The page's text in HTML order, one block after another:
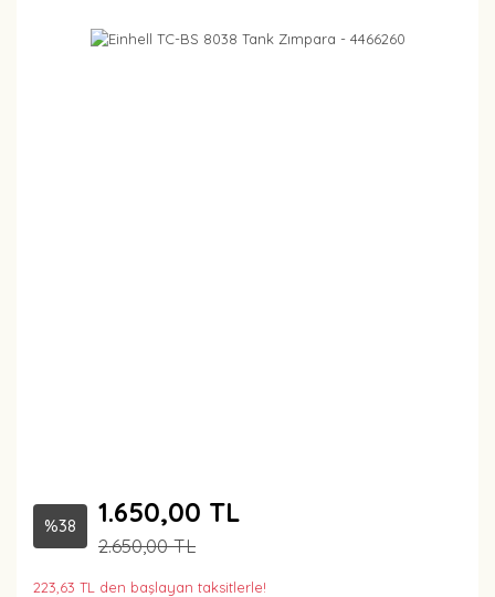
%38 1.650,00 TL
2.650,00 TL
223,63 TL den başlayan taksitlerle!